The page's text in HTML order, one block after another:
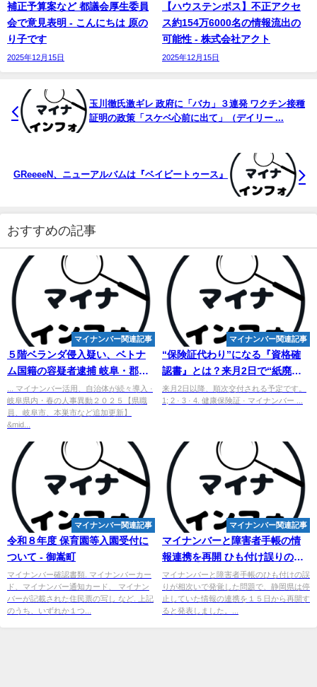
補正予算案など 都議会厚生委員
会で意見表明 - こんにちは 原の
り子です
2025年12月15日
【ハウステンボス】不正アクセ
ス約154万6000名の情報流出の
可能性 - 株式会社アクト
2025年12月15日
玉川徹氏激ギレ 政府に「バカ」３連発 ワクチン接種
証明の政策「スケベ心前に出て」（デイリー ...
GReeeeN、ニューアルバムは『ベイビートゥース』
おすすめの記事
マイナンバー関連記事
５階ベランダ侵入疑い、ベトナ
ム国籍の容疑者逮捕 岐阜・郡上
署 - 岐阜新聞
... マイナンバー活用、自治体が続々導入 ·
岐阜県内・春の人事異動２０２５【県職
員、岐阜市、本巣市など追加更新】
&mid...
マイナンバー関連記事
“保険証代わり”になる『資格確
認書』とは？来月2日で“紙廃
止”マイナ保険証の今(テレ朝
news)
来月2日以降、順次交付される予定です。
1; 2 · 3 · 4. 健康保険証 · マイナンバー ...
マイナンバー関連記事
令和８年度 保育園等入園受付に
ついて - 御嵩町
マイナンバー確認書類. マイナンバーカー
ド、マイナンバー通知カード、 マイナン
バーが記載された住民票の写し など. 上記
のうち、いずれか１つ...
マイナンバー関連記事
マイナンバーと障害者手帳の情
報連携を再開 ひも付け誤りの発
覚で連携を一時停止 静岡県
マイナンバーと障害者手帳のひも付けの誤
りが相次いで発覚した問題で、静岡県は停
止していた情報の連携を１５日から再開す
ると発表しました。...